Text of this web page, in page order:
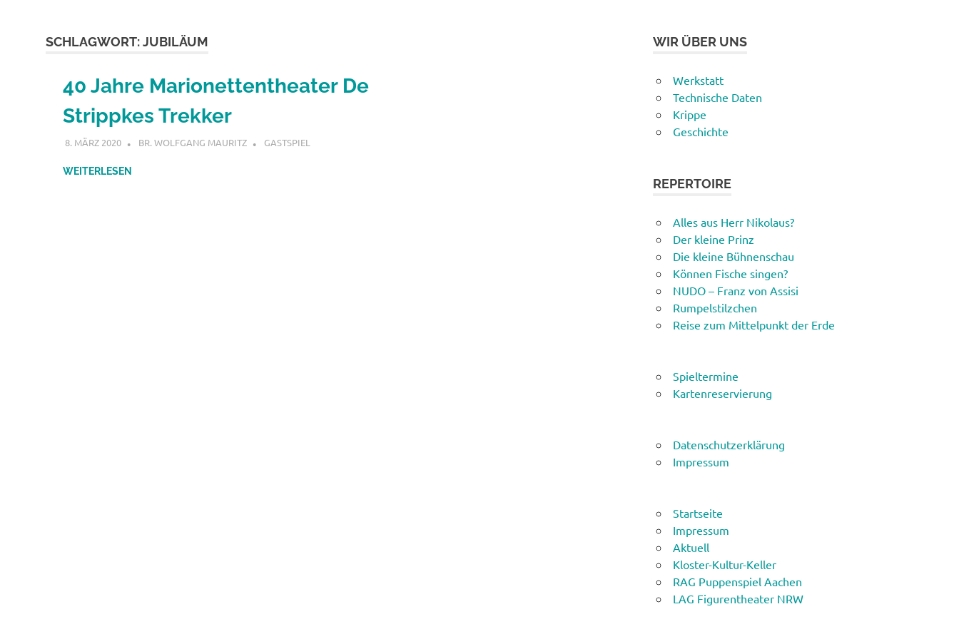
SCHLAGWORT:JUBILÄUM
40 Jahre Marionettentheater De
Strippkes Trekker
8. MÄRZ 2020 BR. WOLFGANG MAURITZ GASTSPIEL
WEITERLESEN
WIR ÜBER UNS
Werkstatt
Technische Daten
Krippe
Geschichte
REPERTOIRE
Alles aus Herr Nikolaus?
Der kleine Prinz
Die kleine Bühnenschau
Können Fische singen?
NUDO – Franz von Assisi
Rumpelstilzchen
Reise zum Mittelpunkt der Erde
Spieltermine
Kartenreservierung
Datenschutzerklärung
Impressum
Startseite
Impressum
Aktuell
Kloster-Kultur-Keller
RAG Puppenspiel Aachen
LAG Figurentheater NRW